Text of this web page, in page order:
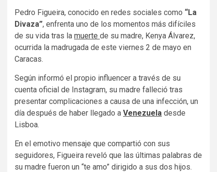
Pedro Figueira, conocido en redes sociales como “La
Divaza”, enfrenta uno de los momentos más difíciles
de su vida tras la muerte de su madre, Kenya Álvarez,
ocurrida la madrugada de este viernes 2 de mayo en
Caracas.
Según informó el propio influencer a través de su
cuenta oficial de Instagram, su madre falleció tras
presentar complicaciones a causa de una infección, un
día después de haber llegado a Venezuela desde
Lisboa.
En el emotivo mensaje que compartió con sus
seguidores, Figueira reveló que las últimas palabras de
su madre fueron un “te amo” dirigido a sus dos hijos.